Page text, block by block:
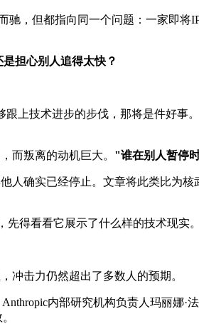
，但都指向同一个问题：一家即将
担心别人追得太快？
上技术进步的步伐，那将是件好事
而叛离的动机巨大。 "谁在别人暂停
人确实已经停止。文章将此类比为
得看看它展示了什么样的技术现实。
冲击力仍然超出了多数人的预期。
内部研究机构负责人玛丽娜·